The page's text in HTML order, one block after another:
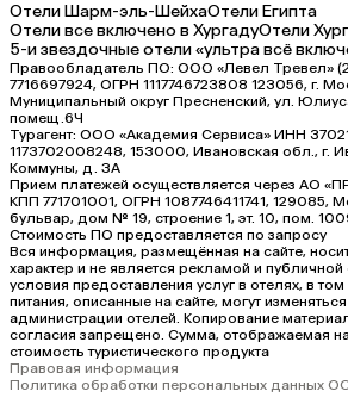
Отели Шарм-эль-ШейхаОтели Египта
Отели все включено в ХургадуОтели
5-и звездочные отели «ультра всё
Правообладатель ПО: ООО «Левел Тревел»
7716697924, ОГРН 1117746723808 123056, г.
Муниципальный округ Пресненский, ул.
помещ.6Ч
Турагент: ООО «Академия Сервиса» ИНН
1173702008248, 153000, Ивановская обл., г.
Коммуны, д. ЗА
Прием платежей осуществляется через АО
КПП 771701001, ОГРН 1087746411741, 129085,
бульвар, дом № 19, строение 1, эт. 10, пом.
Стоимость ПО предоставляется по запросу
Вся информация, размещённая на сайте,
характер и не является рекламой и
условия предоставления услуг в отелях, в
питания, описанные на сайте, могут
администрации отелей. Копирование
согласия запрещено. Сумма, отображаемая
стоимость туристического продукта
Правовая информация
Политика обработки персональных данных